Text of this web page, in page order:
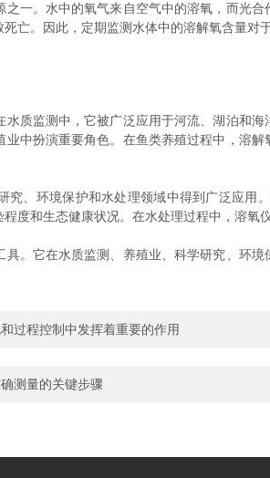
。水中的氧气来自空气中的溶氧，而光合
亡。因此，定期监测水体中的溶解氧含量对
水质监测中，它被广泛应用于河流、湖泊和
中扮演重要角色。在鱼类养殖过程中，溶
、环境保护和水处理领域中得到广泛应用
度和生态健康状况。在水处理过程中，溶氧
它在水质监测、养殖业、科学研究、环境
过程控制中发挥着重要的作用
测量的关键步骤